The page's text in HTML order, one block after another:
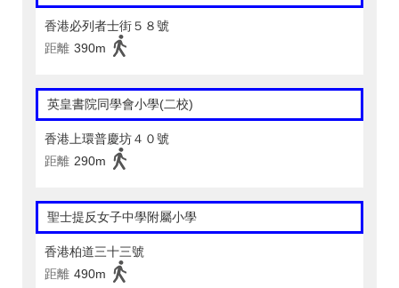
香港必列者士街５８號
距離 390m
英皇書院同學會小學(二校)
香港上環普慶坊４０號
距離 290m
聖士提反女子中學附屬小學
香港柏道三十三號
距離 490m